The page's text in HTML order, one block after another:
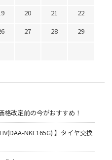
20 21
22
27 28
29
格改定前の今がおすすめ！
NKE165G) 】タイヤ交換